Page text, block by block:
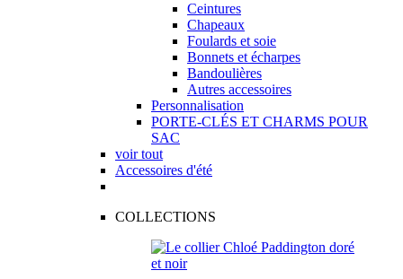
Ceintures
Chapeaux
Foulards et soie
Bonnets et écharpes
Bandoulières
Autres accessoires
Personnalisation
PORTE-CLÉS ET CHARMS POUR
SAC
voir tout
Accessoires d'été
COLLECTIONS